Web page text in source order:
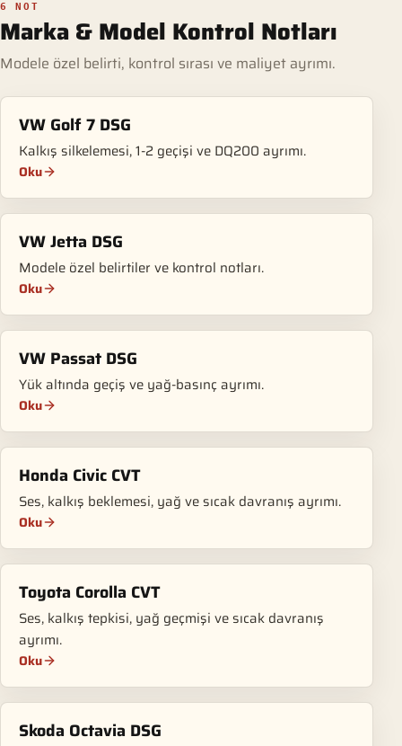
6 NOT
Marka & Model Kontrol Notları
Modele özel belirti, kontrol sırası ve maliyet ayrımı.
VW Golf 7 DSG
Kalkış silkelemesi, 1-2 geçişi ve DQ200 ayrımı.
Oku
VW Jetta DSG
Modele özel belirtiler ve kontrol notları.
Oku
VW Passat DSG
Yük altında geçiş ve yağ-basınç ayrımı.
Oku
Honda Civic CVT
Ses, kalkış beklemesi, yağ ve sıcak davranış ayrımı.
Oku
Toyota Corolla CVT
Ses, kalkış tepkisi, yağ geçmişi ve sıcak davranış
ayrımı.
Oku
Skoda Octavia DSG